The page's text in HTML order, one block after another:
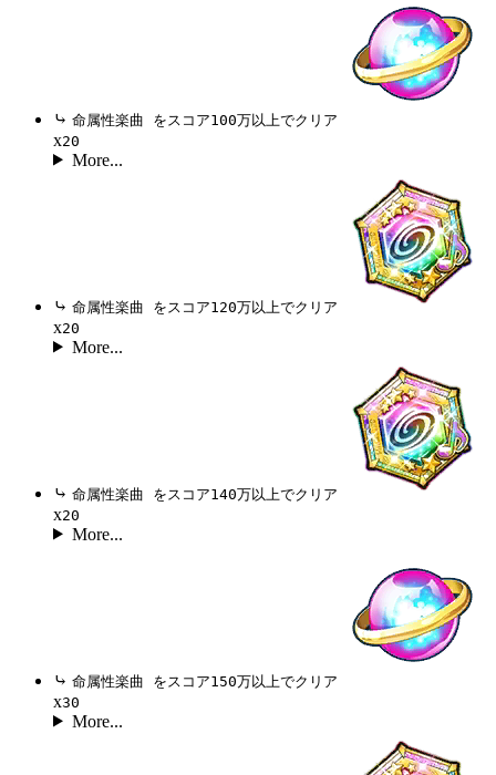
⤷ 命属性楽曲 をスコア100万以上でクリア
x20
More...
⤷ 命属性楽曲 をスコア120万以上でクリア
x20
More...
⤷ 命属性楽曲 をスコア140万以上でクリア
x20
More...
⤷ 命属性楽曲 をスコア150万以上でクリア
x30
More...